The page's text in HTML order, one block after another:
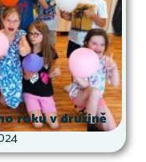
roku v družině